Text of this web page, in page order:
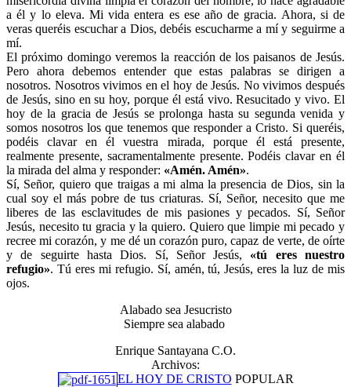
a él y lo eleva. Mi vida entera es ese año de gracia. Ahora, si de
veras queréis escuchar a Dios, debéis escucharme a mí y seguirme a
mí.
El próximo domingo veremos la reacción de los paisanos de Jesús.
Pero ahora debemos entender que estas palabras se dirigen a
nosotros. Nosotros vivimos en el hoy de Jesús. No vivimos después
de Jesús, sino en su hoy, porque él está vivo. Resucitado y vivo. El
hoy de la gracia de Jesús se prolonga hasta su segunda venida y
somos nosotros los que tenemos que responder a Cristo. Si queréis,
podéis clavar en él vuestra mirada, porque él está presente,
realmente presente, sacramentalmente presente. Podéis clavar en él
la mirada del alma y responder: «Amén. Amén».
Sí, Señor, quiero que traigas a mi alma la presencia de Dios, sin la
cual soy el más pobre de tus criaturas. Sí, Señor, necesito que me
liberes de las esclavitudes de mis pasiones y pecados. Sí, Señor
Jesús, necesito tu gracia y la quiero. Quiero que limpie mi pecado y
recree mi corazón, y me dé un corazón puro, capaz de verte, de oírte
y de seguirte hasta Dios. Sí, Señor Jesús, «tú eres nuestro
refugio». Tú eres mi refugio. Sí, amén, tú, Jesús, eres la luz de mis
ojos.
Alabado sea Jesucristo
Siempre sea alabado
Enrique Santayana C.O.
Archivos:
EL HOY DE CRISTO POPULAR